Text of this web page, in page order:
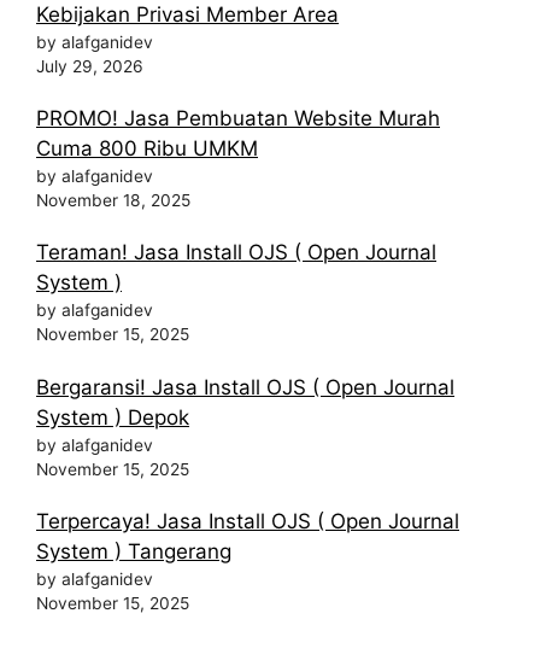
Kebijakan Privasi Member Area
by alafganidev
July 29, 2026
PROMO! Jasa Pembuatan Website Murah
Cuma 800 Ribu UMKM
by alafganidev
November 18, 2025
Teraman! Jasa Install OJS ( Open Journal
System )
by alafganidev
November 15, 2025
Bergaransi! Jasa Install OJS ( Open Journal
System ) Depok
by alafganidev
November 15, 2025
Terpercaya! Jasa Install OJS ( Open Journal
System ) Tangerang
by alafganidev
November 15, 2025